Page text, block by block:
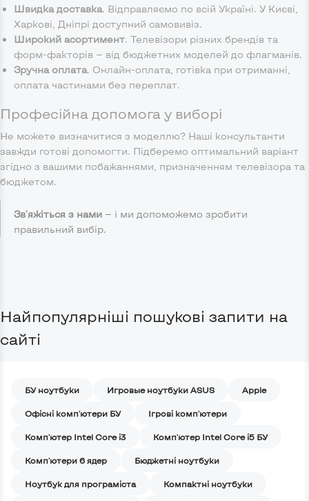
Швидка доставка. Відправляємо по всій Україні. У Києві,
Харкові, Дніпрі доступний самовивіз.
Широкий асортимент. Телевізори різних брендів та
форм-факторів — від бюджетних моделей до флагманів.
Зручна оплата. Онлайн-оплата, готівка при отриманні,
оплата частинами без переплат.
Професійна допомога у виборі
Не можете визначитися з моделлю? Наші консультанти
завжди готові допомогти. Підберемо оптимальний варіант
згідно з вашими побажаннями, призначенням телевізора та
бюджетом.
Зв'яжіться з нами — і ми допоможемо зробити
правильний вибір.
Найпопулярніші пошукові запити на
сайті
БУ ноутбуки Игровые ноутбуки ASUS Apple
Офісні комп'ютери БУ Ігрові комп'ютери
Комп'ютер Intel Core i3 Комп'ютер Intel Core i5 БУ
Комп'ютери 6 ядер Бюджетні ноутбуки
Ноутбук для програміста Компактні ноутбуки